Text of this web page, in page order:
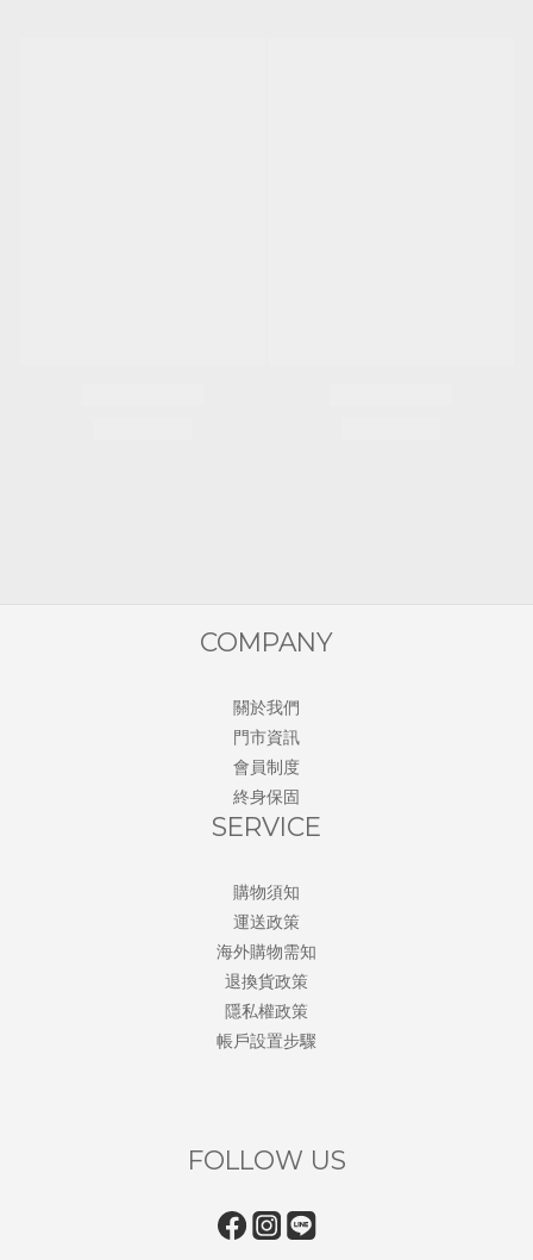
COMPANY
關於我們
門市資訊
會員制度
終身保固
SERVICE
購物須知
運送政策
海外購物需知
退換貨政策
隱私權政策
帳戶設置步驟
FOLLOW US